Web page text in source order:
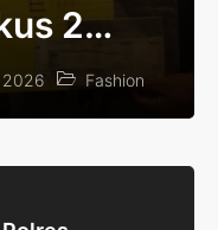
2
di
2026 Fashion